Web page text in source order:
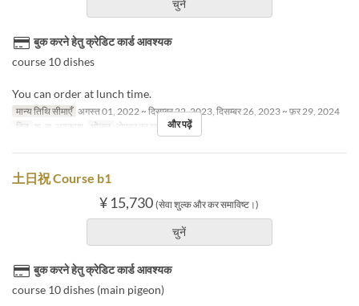
चुनें
बुक करने हेतु क्रेडिट कार्ड आवश्यक
course 10 dishes
You can order at lunch time.
मान्य तिथि सीमाएँ अगस्त 01, 2022 ~ दिसम्बर 22, 2023, दिसम्बर 26, 2023 ~ फ़र 29, 2024
दिन श, स, अवकाश भोजन दोपहर का खानाऔर पढ़ें
土日祝 Course b1
¥ 15,730 (सेवा शुल्क और कर समाविष्ट।)
चुनें
बुक करने हेतु क्रेडिट कार्ड आवश्यक
course 10 dishes (main pigeon)